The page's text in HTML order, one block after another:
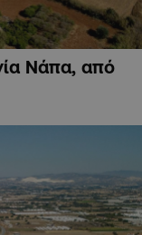
Νάπα, από